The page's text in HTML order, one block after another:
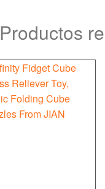
Productos